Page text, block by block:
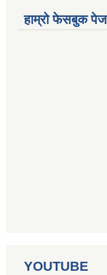
हाम्रो फेसबुक पेज
YOUTUBE